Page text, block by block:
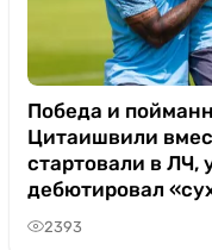
Победа и
Цитаишвили
стартовали в ЛЧ,
дебютировал
2393